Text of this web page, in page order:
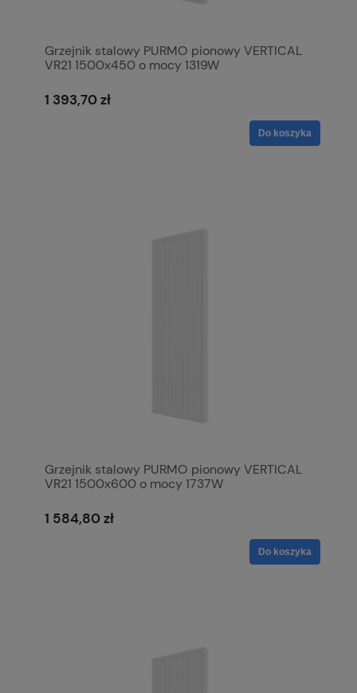
Grzejnik stalowy PURMO pionowy VERTICAL
VR21 1500x450 o mocy 1319W
1 393,70 zł
Do koszyka
Grzejnik stalowy PURMO pionowy VERTICAL
VR21 1500x600 o mocy 1737W
1 584,80 zł
Do koszyka